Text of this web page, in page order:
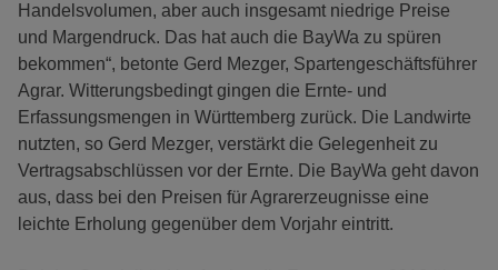
Handelsvolumen, aber auch insgesamt niedrige Preise
und Margendruck. Das hat auch die BayWa zu spüren
bekommen“, betonte Gerd Mezger, Spartengeschäftsführer
Agrar. Witterungsbedingt gingen die Ernte- und
Erfassungsmengen in Württemberg zurück. Die Landwirte
nutzten, so Gerd Mezger, verstärkt die Gelegenheit zu
Vertragsabschlüssen vor der Ernte. Die BayWa geht davon
aus, dass bei den Preisen für Agrarerzeugnisse eine
leichte Erholung gegenüber dem Vorjahr eintritt.